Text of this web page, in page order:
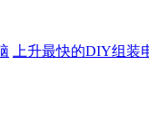
上升最快的DIY组装